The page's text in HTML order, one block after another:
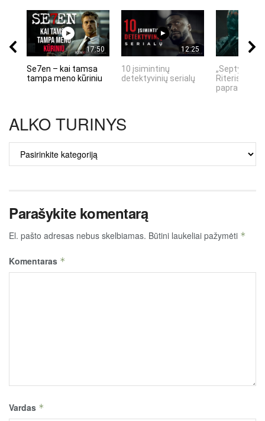
17:50
Se7en – kai tamsa
tampa meno kūriniu
12:25
10 įsimintinų
detektyvinių serialų
„Septynių
Riteris" – kai
ALKO TURINYS
ALKO
TURINYS
Parašykite komentarą
El. pašto adresas nebus skelbiamas. Būtini laukeliai pažymėti *
Komentaras *
Vardas *